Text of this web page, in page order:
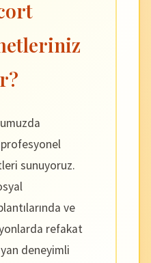
sunuyoruz.
ve
refakat
deneyimli